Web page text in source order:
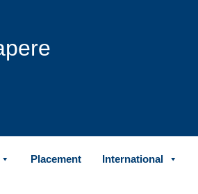
Placement International